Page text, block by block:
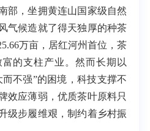
，坐拥黄连山国家级自然
气候造就了得天独厚的种茶
万亩，居红河州首位，茶
的支柱产业。然而长期以
不强”的困境，科技支撑不
效应薄弱，优质茶叶原料只
级步履维艰，制约着乡村振